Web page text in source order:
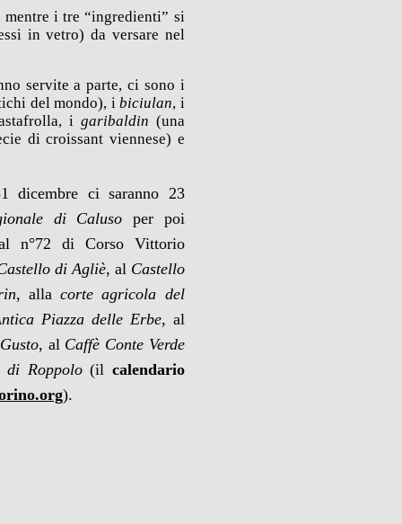
i tre “ingredienti” si
in vetro) da versare nel
servite a parte, ci sono i
del mondo), ibiciulan, i
i garibaldin (una
di croissant viennese) e
dicembre ci saranno 23
di Caluso per poi
n°72 di Corso Vittorio
di Agliè, al Castello
, allacorte agricola del
Piazza delle Erbe, al
, al Caffè Conte Verde
di Roppolo(il calendario
).